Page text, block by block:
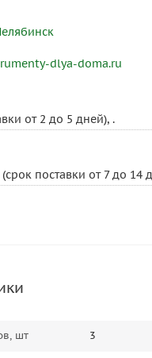
dlya-doma.ru
от 2 до 5 дней), .
поставки от 7 до 14
шт 3